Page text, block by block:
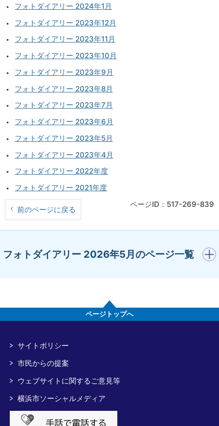
フォトダイアリー 2024年1月
フォトダイアリー 2023年12月
フォトダイアリー 2023年11月
フォトダイアリー 2023年10月
フォトダイアリー 2023年9月
フォトダイアリー 2023年8月
フォトダイアリー 2023年7月
フォトダイアリー 2023年6月
フォトダイアリー 2023年5月
フォトダイアリー 2023年4月
フォトダイアリー 2022年度
フォトダイアリー 2021年度
前のページに戻る
ページID：517-269-839
フォトダイアリー 2026年5月のページ一覧
開く
ページトップへ
サイトポリシー
市民からの提案
ウェブサイトに関するご意見等
横浜市ソーシャルメディア